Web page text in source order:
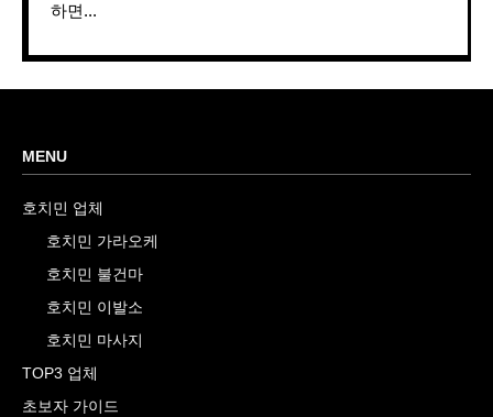
하면...
MENU
호치민 업체
호치민 가라오케
호치민 불건마
호치민 이발소
호치민 마사지
TOP3 업체
초보자 가이드